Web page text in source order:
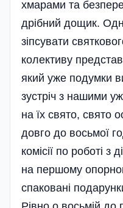
хмарами та
дрібний дощик.
зіпсувати
колективу
який уже подумки
зустріч з нашими
на їх свято, свято
довго до восьмої
комісії по роботі з
на першому
спаковані